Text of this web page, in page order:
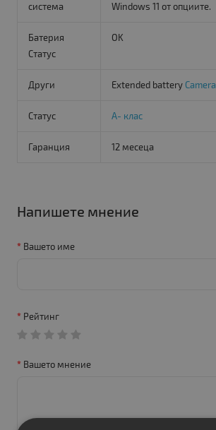
система
Windows 11 от опциите.
Батерия
Статус
OK
Други Extended battery Camera
Статус A- клас
Гаранция 12 месеца
Напишете мнение
Вашето име
Рейтинг
Вашето мнение